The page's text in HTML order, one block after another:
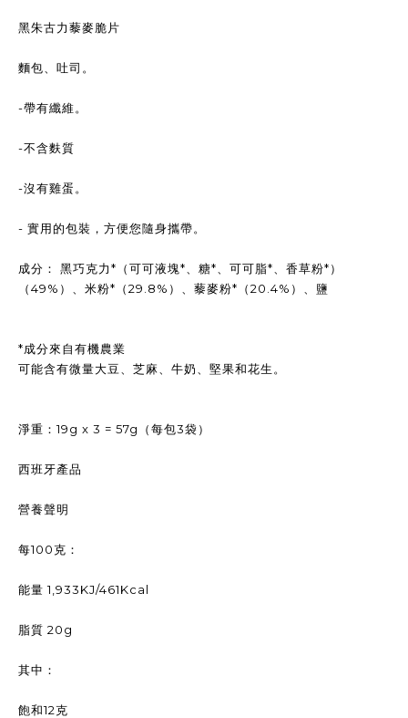
黑朱古力藜麥脆片
麵包、吐司。
-帶有纖維。
-不含麩質
-沒有雞蛋。
- 實用的包裝，方便您隨身攜帶。
成分： 黑巧克力*（可可液塊*、糖*、可可脂*、香草粉*）
（49%）、米粉*（29.8%）、藜麥粉*（20.4%）、鹽
*成分來自有機農業
可能含有微量大豆、芝麻、牛奶、堅果和花生。
淨重：19g x 3 = 57g（每包3袋）
西班牙產品
營養聲明
每100克：
能量 1,933KJ/461Kcal
脂質 20g
其中：
飽和12克